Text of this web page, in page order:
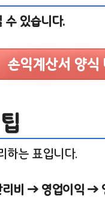
수 있습니다.
손익계산서 양식
하는 표입니다.
비 → 영업이익 →